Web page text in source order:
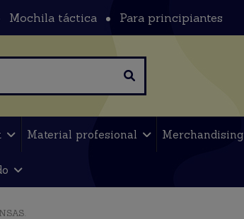
Mochila táctica Para principiantes
Material profesional Merchandising